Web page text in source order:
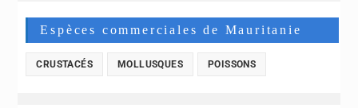
Espèces commerciales de Mauritanie
CRUSTACÉS MOLLUSQUES POISSONS